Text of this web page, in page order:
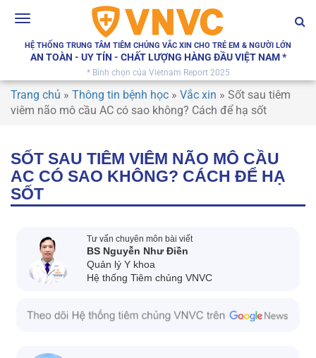
Toggle
HỆ THỐNG TRUNG TÂM TIÊM CHỦNG VẮC XIN CHO TRẺ EM & NGƯỜI LỚN
AN TOÀN - UY TÍN - CHẤT LƯỢNG HÀNG ĐẦU VIỆT NAM *
* Bình chọn của Vietnam Report 2025
Trang chủ » Thông tin bệnh học » Vắc xin » Sốt sau tiêm
viêm não mô cầu AC có sao không? Cách để hạ sốt
SỐT SAU TIÊM VIÊM NÃO MÔ CẦU
AC CÓ SAO KHÔNG? CÁCH ĐỂ HẠ
SỐT
Tư vấn chuyên môn bài viết
BS Nguyễn Như Điền
Quản lý Y khoa
Hệ thống Tiêm chủng VNVC